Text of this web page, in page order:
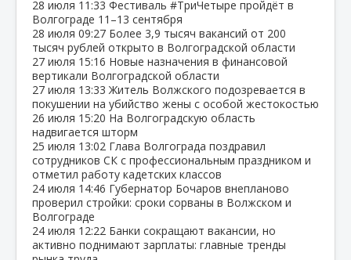
28 июля 11:33 Фестиваль #ТриЧетыре пройдёт в
Волгограде 11–13 сентября
28 июля 09:27 Более 3,9 тысяч вакансий от 200
тысяч рублей открыто в Волгоградской области
27 июля 15:16 Новые назначения в финансовой
вертикали Волгоградской области
27 июля 13:33 Житель Волжского подозревается в
покушении на убийство жены с особой жестокостью
26 июля 15:20 На Волгоградскую область
надвигается шторм
25 июля 13:02 Глава Волгограда поздравил
сотрудников СК с профессиональным праздником и
отметил работу кадетских классов
24 июля 14:46 Губернатор Бочаров внепланово
проверил стройки: сроки сорваны в Волжском и
Волгограде
24 июля 12:22 Банки сокращают вакансии, но
активно поднимают зарплаты: главные тренды